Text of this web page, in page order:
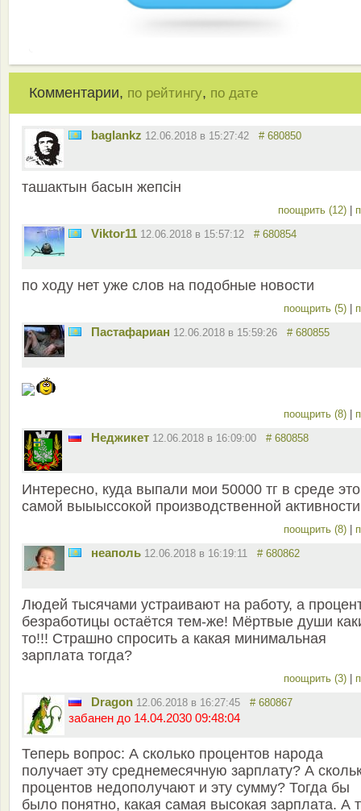
Комментарии, по рейтингу, по дате
baglankz 12.06.2018 в 15:27:42 # 680850
ташактын басын жепсiн
поощрить (12)
Viktor11 12.06.2018 в 15:57:12 # 680854
по ходу нет уже слов на подобные новости
поощрить (5)
Пастафариан 12.06.2018 в 15:59:26 # 680855
поощрить (8)
Неджикет 12.06.2018 в 16:09:00 # 680858
Интересно, куда выпали мои 50000 тг в среде
самой выыыссокой производственной
поощрить (8)
неаполь 12.06.2018 в 16:19:11 # 680862
Людей тысячами устраивают на работу, а
безработицы остаётся тем-же! Мёртвые души
то!!! Страшно спросить а какая минимальная
зарплата тогда?
поощрить (3)
Dragon 12.06.2018 в 16:27:45 # 680867
забанен до 14.04.2030 09:48:04
Теперь вопрос: А сколько процентов народа
получает эту среднемесячную зарплату? А
процентов недополучают и эту сумму? Тогда бы
было понятно, какая самая высокая зарплата. А